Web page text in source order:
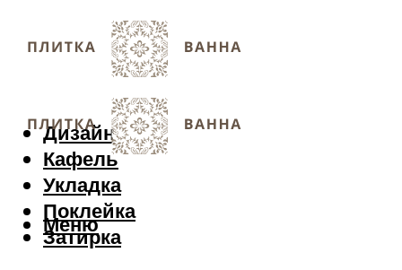
Дизайн
Кафель
Укладка
Поклейка
Затирка
Меню